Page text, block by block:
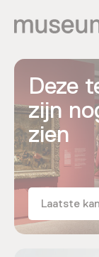
Deze
zijn
zien
Laatste